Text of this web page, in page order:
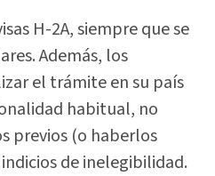
H-2A, siempre que se
Además, los
el trámite en su país
habitual, no
previos (o haberlos
de inelegibilidad.